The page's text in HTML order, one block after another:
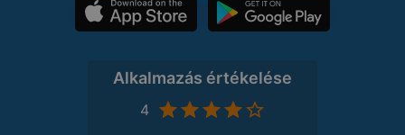
Alkalmazás értékelése
4